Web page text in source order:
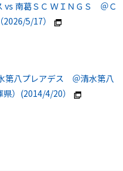
vs 南葛ＳＣ ＷＩＮＧＳ ＠Ｃ
5/17）
第八プレアデス ＠清水第八
）(2014/4/20）